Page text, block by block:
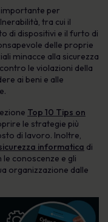
importante per
tra cui il
di dispositivi e il furto di
delle proprie
minacce alla sicurezza
le violazioni della
ai beni e alle
Top 10 Tips on
le strategie più
di lavoro. Inoltre,
informatica di
conoscenze e gli
organizzazione dalle